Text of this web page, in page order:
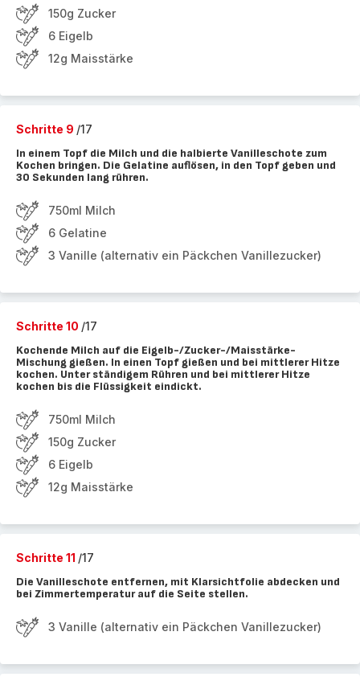
150g Zucker
6 Eigelb
12g Maisstärke
Schritte 9 /17
In einem Topf die Milch und die halbierte Vanilleschote zum
Kochen bringen. Die Gelatine auflösen, in den Topf geben und
30 Sekunden lang rühren.
750ml Milch
6 Gelatine
3 Vanille (alternativ ein Päckchen Vanillezucker)
Schritte 10 /17
Kochende Milch auf die Eigelb-/Zucker-/Maisstärke-
Mischung gießen. In einen Topf gießen und bei mittlerer Hitze
kochen. Unter ständigem Rühren und bei mittlerer Hitze
kochen bis die Flüssigkeit eindickt.
750ml Milch
150g Zucker
6 Eigelb
12g Maisstärke
Schritte 11 /17
Die Vanilleschote entfernen, mit Klarsichtfolie abdecken und
bei Zimmertemperatur auf die Seite stellen.
3 Vanille (alternativ ein Päckchen Vanillezucker)